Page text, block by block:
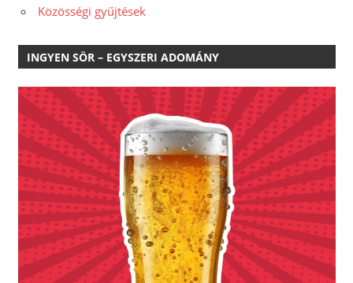
Közösségi gyűjtések
INGYEN SÖR – EGYSZERI ADOMÁNY